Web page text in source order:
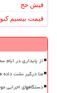
فیش حج
قیمت بیسیم
از پایداری در
متا درگیر نشت
دستگاههای اجرایی